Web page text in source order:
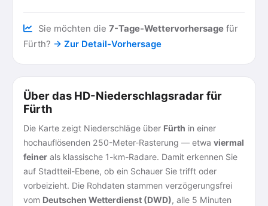
Sie möchten die 7-Tage-Wettervorhersage für
Fürth? → Zur Detail-Vorhersage
Über das HD-Niederschlagsradar für
Fürth
Die Karte zeigt Niederschläge über Fürth in einer
hochauflösenden 250-Meter-Rasterung — etwa viermal
feiner als klassische 1-km-Radare. Damit erkennen Sie
auf Stadtteil-Ebene, ob ein Schauer Sie trifft oder
vorbeizieht. Die Rohdaten stammen verzögerungsfrei
vom Deutschen Wetterdienst (DWD), alle 5 Minuten